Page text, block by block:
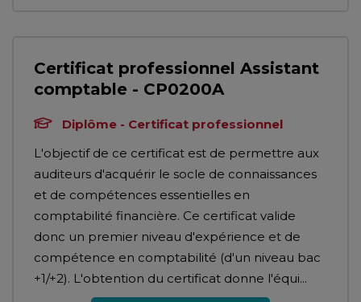
Certificat professionnel Assistant
comptable - CP0200A
Diplôme - Certificat professionnel
L'objectif de ce certificat est de permettre aux
auditeurs d'acquérir le socle de connaissances
et de compétences essentielles en
comptabilité financière. Ce certificat valide
donc un premier niveau d'expérience et de
compétence en comptabilité (d'un niveau bac
+1/+2). L'obtention du certificat donne l'équi...